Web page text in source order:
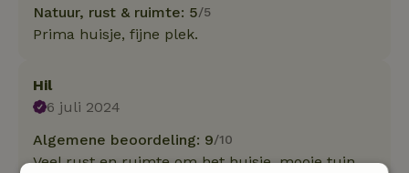
Natuur, rust & ruimte: 5/5
Prima huisje, fijne plek.
Hil
6 juli 2024
Algemene beoordeling: 9/10
Veel rust en ruimte om het huisje, mooie tuin.